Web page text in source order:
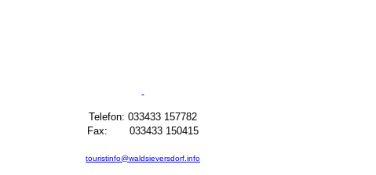
Telefon: 033433 157782
Fax: 033433 150415
touristinfo@waldsieversdorf.info